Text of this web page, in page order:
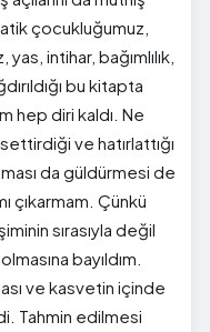
çocukluğumuz,
yas, intihar, bağımlılık,
bu kitapta
hep diri kaldı. Ne
ve hatırlattığı
da güldürmesi de
çıkarmam. Çünkü
sırasıyla değil
bayıldım.
ve kasvetin içinde
Tahmin edilmesi